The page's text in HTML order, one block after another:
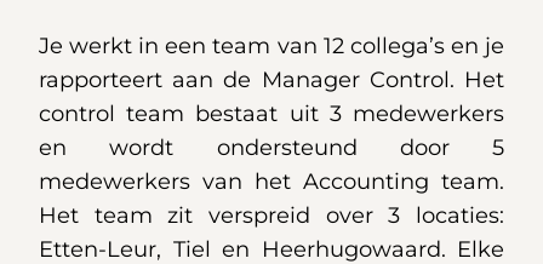
Je werkt in een team van 12 collega’s en je
rapporteert aan de Manager Control. Het
control team bestaat uit 3 medewerkers
en wordt ondersteund door 5
medewerkers van het Accounting team.
Het team zit verspreid over 3 locaties:
Etten-Leur, Tiel en Heerhugowaard. Elke